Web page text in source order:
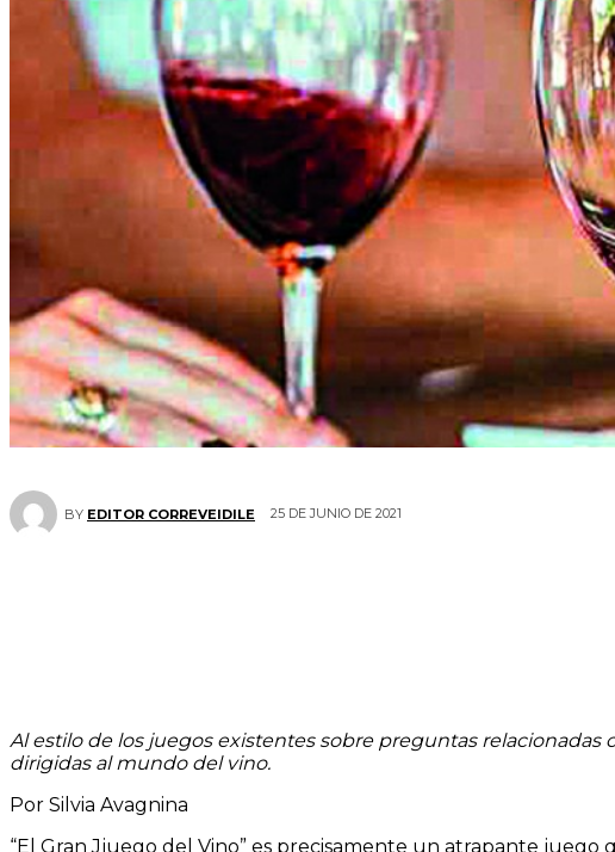
BY EDITOR CORREVEIDILE 25 DE JUNIO DE 2021
Al estilo de los juegos existentes sobre preguntas
dirigidas al mundo del vino.
Por Silvia Avagnina
“El Gran Jjuego del Vino” es precisamente un atrapante